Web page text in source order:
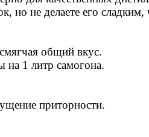
не делаете его сладким,
общий вкус.
1 литр самогона.
приторности.